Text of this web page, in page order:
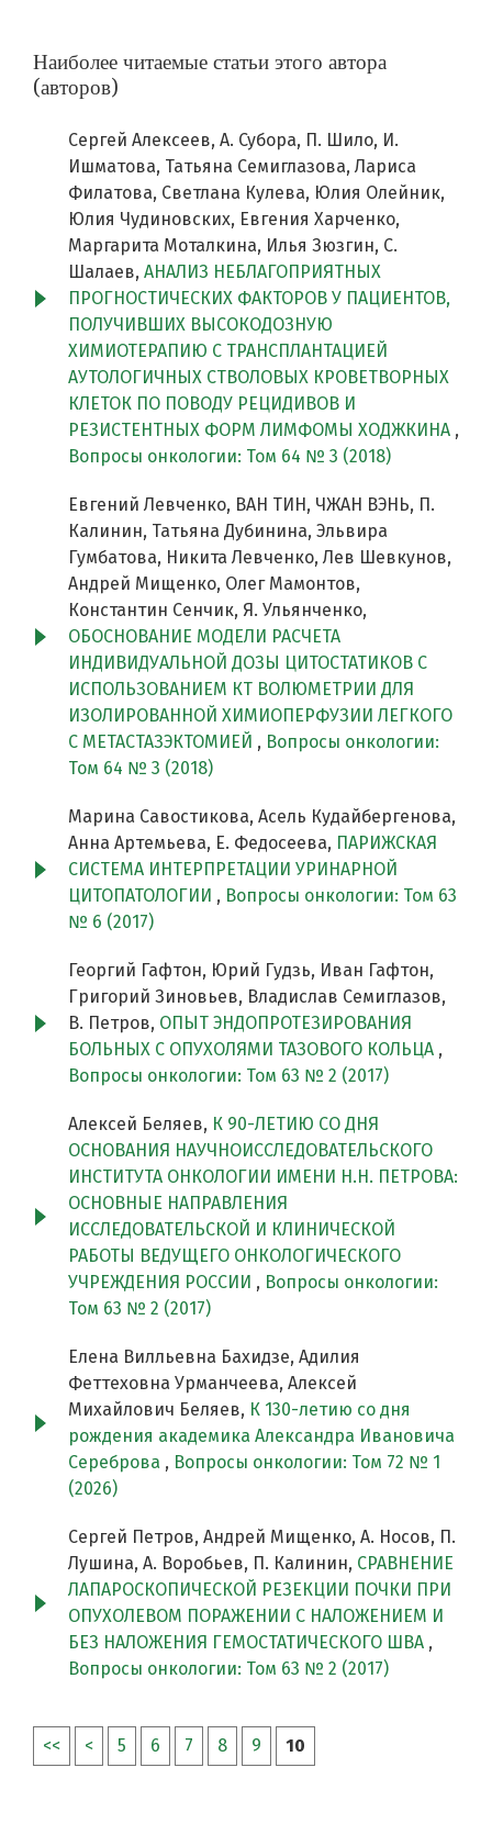
Наиболее читаемые статьи этого автора
(авторов)
Сергей Алексеев, А. Субора, П. Шило, И.
Ишматова, Татьяна Семиглазова, Лариса
Филатова, Светлана Кулева, Юлия Олейник,
Юлия Чудиновских, Евгения Харченко,
Маргарита Моталкина, Илья Зюзгин, С.
Шалаев, АНАЛИЗ НЕБЛАГОПРИЯТНЫХ
ПРОГНОСТИЧЕСКИХ ФАКТОРОВ У ПАЦИЕНТОВ,
ПОЛУЧИВШИХ ВЫСОКОДОЗНУЮ
ХИМИОТЕРАПИЮ С ТРАНСПЛАНТАЦИЕЙ
АУТОЛОГИЧНЫХ СТВОЛОВЫХ КРОВЕТВОРНЫХ
КЛЕТОК ПО ПОВОДУ РЕЦИДИВОВ И
РЕЗИСТЕНТНЫХ ФОРМ ЛИМФОМЫ ХОДЖКИНА ,
Вопросы онкологии: Том 64 № 3 (2018)
Евгений Левченко, ВАН ТИН, ЧЖАН ВЭНЬ, П.
Калинин, Татьяна Дубинина, Эльвира
Гумбатова, Никита Левченко, Лев Шевкунов,
Андрей Мищенко, Олег Мамонтов,
Константин Сенчик, Я. Ульянченко,
ОБОСНОВАНИЕ МОДЕЛИ РАСЧЕТА
ИНДИВИДУАЛЬНОЙ ДОЗЫ ЦИТОСТАТИКОВ С
ИСПОЛЬЗОВАНИЕМ КT ВОЛЮМЕТРИИ ДЛЯ
ИЗОЛИРОВАННОЙ ХИМИОПЕРФУЗИИ ЛЕГКОГО
С МЕТАСТАЗЭКТОМИЕЙ , Вопросы онкологии:
Том 64 № 3 (2018)
Марина Савостикова, Асель Кудайбергенова,
Анна Артемьева, Е. Федосеева, ПАРИЖСКАЯ
СИСТЕМА ИНТЕРПРЕТАЦИИ УРИНАРНОЙ
ЦИТОПАТОЛОГИИ , Вопросы онкологии: Том 63
№ 6 (2017)
Георгий Гафтон, Юрий Гудзь, Иван Гафтон,
Григорий Зиновьев, Владислав Семиглазов,
В. Петров, ОПЫТ ЭНДОПРОТЕЗИРОВАНИЯ
БОЛЬНЫХ С ОПУХОЛЯМИ ТАЗОВОГО КОЛЬЦА ,
Вопросы онкологии: Том 63 № 2 (2017)
Алексей Беляев, К 90-ЛЕТИЮ СО ДНЯ
ОСНОВАНИЯ НАУЧНОИССЛЕДОВАТЕЛЬСКОГО
ИНСТИТУТА ОНКОЛОГИИ ИМЕНИ Н.Н. ПЕТРОВА:
ОСНОВНЫЕ НАПРАВЛЕНИЯ
ИССЛЕДОВАТЕЛЬСКОЙ И КЛИНИЧЕСКОЙ
РАБОТЫ ВЕДУЩЕГО ОНКОЛОГИЧЕСКОГО
УЧРЕЖДЕНИЯ РОССИИ , Вопросы онкологии:
Том 63 № 2 (2017)
Елена Вилльевна Бахидзе, Адилия
Феттеховна Урманчеева, Алексей
Михайлович Беляев, К 130-летию со дня
рождения академика Александра Ивановича
Сереброва , Вопросы онкологии: Том 72 № 1
(2026)
Сергей Петров, Андрей Мищенко, А. Носов, П.
Лушина, А. Воробьев, П. Калинин, СРАВНЕНИЕ
ЛАПАРОСКОПИЧЕСКОЙ РЕЗЕКЦИИ ПОЧКИ ПРИ
ОПУХОЛЕВОМ ПОРАЖЕНИИ С НАЛОЖЕНИЕМ И
БЕЗ НАЛОЖЕНИЯ ГЕМОСТАТИЧЕСКОГО ШВА ,
Вопросы онкологии: Том 63 № 2 (2017)
<< < 5 6 7 8 9 10